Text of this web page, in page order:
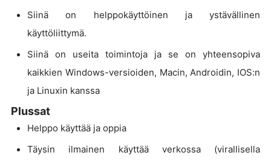
Siinä on helppokäyttöinen ja ystävällinen
käyttöliittymä.
Siinä on useita toimintoja ja se on yhteensopiva
kaikkien Windows-versioiden, Macin, Androidin, IOS:n
ja Linuxin kanssa
Plussat
Helppo käyttää ja oppia
Täysin ilmainen käyttää verkossa (virallisella